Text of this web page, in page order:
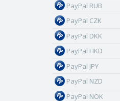
PayPal RUB
PayPal CZK
PayPal DKK
PayPal HKD
PayPal JPY
PayPal NZD
PayPal NOK